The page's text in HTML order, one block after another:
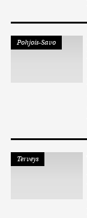
Pohjois-Savo
Terveys